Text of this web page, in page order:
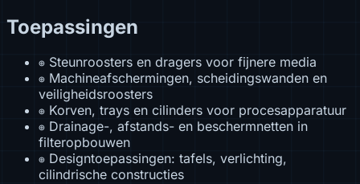
Toepassingen
⊕ Steunroosters en dragers voor fijnere media
⊕ Machineafschermingen, scheidingswanden en
veiligheidsroosters
⊕ Korven, trays en cilinders voor procesapparatuur
⊕ Drainage-, afstands- en beschermnetten in
filteropbouwen
⊕ Designtoepassingen: tafels, verlichting,
cilindrische constructies